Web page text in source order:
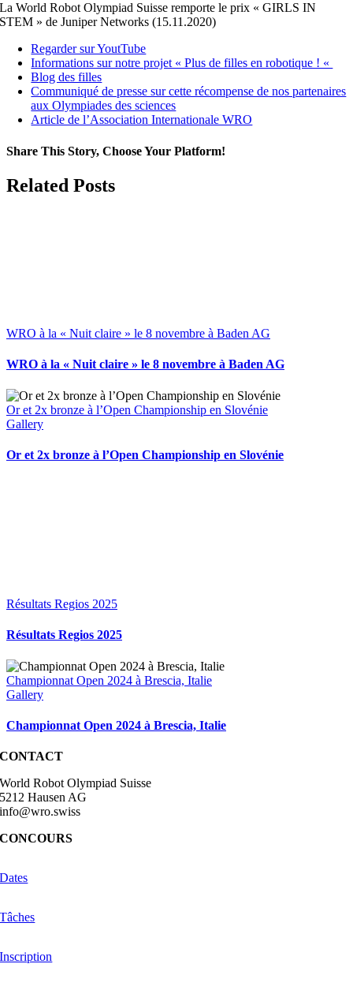
Olympiad
prix
IN
de
Networks
Image
La World Robot Olympiad Suisse remporte le prix « GIRLS IN
STEM » de Juniper Networks (15.11.2020)
Regarder sur YoutTube
Informations sur notre projet « Plus de filles en robotique ! «
Blog des filles
Communiqué de presse sur cette récompense de nos partenaires
aux Olympiades des sciences
Article de l’Association Internationale WRO
Share This Story, Choose Your Platform!
Facebook
X
Reddit
LinkedIn
WhatsApp
Telegram
Tumblr
Pinterest
Vk
Xing
Email
Related Posts
WRO à la « Nuit claire » le 8 novembre à Baden AG
WRO à la « Nuit claire » le 8 novembre à Baden AG
Or et 2x bronze à l’Open Championship en Slovénie
Gallery
Or et 2x bronze à l’Open Championship en Slovénie
Résultats Regios 2025
Résultats Regios 2025
Championnat Open 2024 à Brescia, Italie
Gallery
Championnat Open 2024 à Brescia, Italie
CONTACT
World Robot Olympiad Suisse
5212 Hausen AG
info@wro.swiss
CONCOURS
Dates
Tâches
Inscription